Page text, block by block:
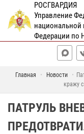
РОСГВАРДИЯ
Управление
национальной
Федерации по
Главная Новости
кражу
ПАТРУЛЬ